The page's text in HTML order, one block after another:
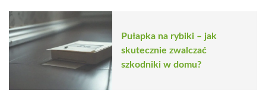
Pułapka na rybiki – jak
skutecznie zwalczać
szkodniki w domu?